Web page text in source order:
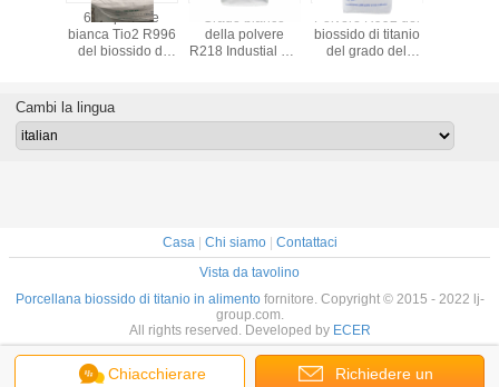
rutilo
6.5 - polvere
bianca Tio2 R996
del biossido di
laccatura
Grado bianco
della polvere
R218 Industial del
dell'acido
Polvere R992 del
biossido di titanio
del grado del
di Masterbatch
Chiacchierare Richiedere un
Cambi la lingua
Casa| Chi siamo| Contattaci
Vista da tavolino
Porcellana biossido di titanio in alimentofornitore. Copyright © 2015 - 2022 lj-
group.com.
All rights reserved. Developed by ECER